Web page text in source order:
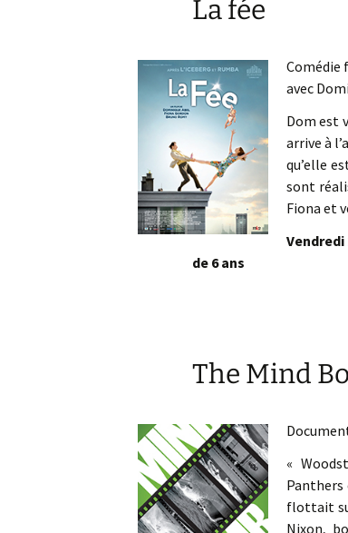
La fée
Comédie
avec
Dom est
arrive à
qu’elle
sont
Fiona et
Vendredi
de 6 ans
The Mind
«
Panthers
flottait
Nixon,